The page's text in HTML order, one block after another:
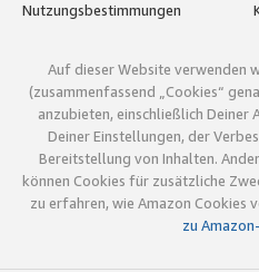
Nutzungsbestimmungen
Auf dieser Website verwenden
(zusammenfassend „Cookies“
anzubieten, einschließlich
Deiner Einstellungen, der
Bereitstellung von Inhalten.
können Cookies für zusätzliche
zu erfahren, wie Amazon Cookies
zu